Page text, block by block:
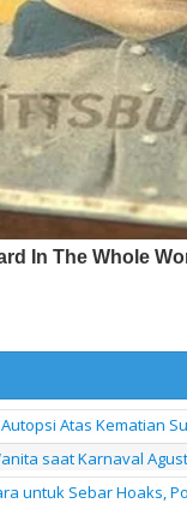
Atas Kematian
saat Karnaval
untuk Sebar Hoaks,